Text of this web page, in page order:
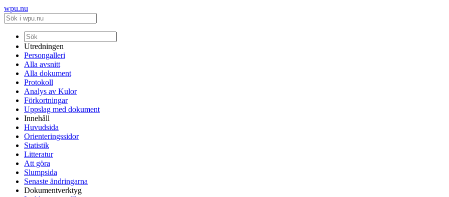
wpu.nu
Utredningen
Persongalleri
Alla avsnitt
Alla dokument
Protokoll
Analys av Kulor
Förkortningar
Uppslag med dokument
Innehåll
Huvudsida
Orienteringssidor
Statistik
Litteratur
Att göra
Slumpsida
Senaste ändringarna
Dokumentverktyg